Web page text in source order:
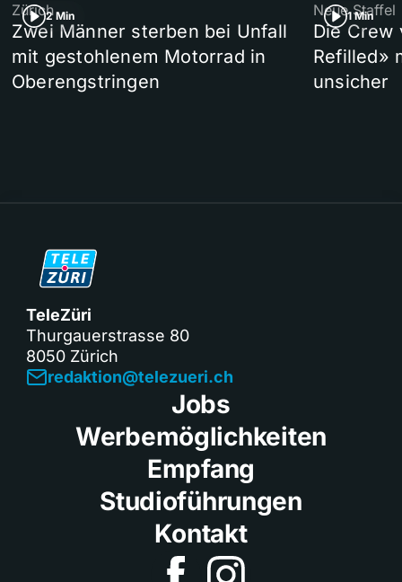
2 Min
Zürich
Zwei Männer sterben bei Unfall
mit gestohlenem Motorrad in
Oberengstringen
1 Min
Neue Staffel
Die Crew
Refilled»
unsicher
TeleZüri
Thurgauerstrasse 80
8050 Zürich
redaktion@telezueri.ch
Jobs
Werbemöglichkeiten
Empfang
Studioführungen
Kontakt